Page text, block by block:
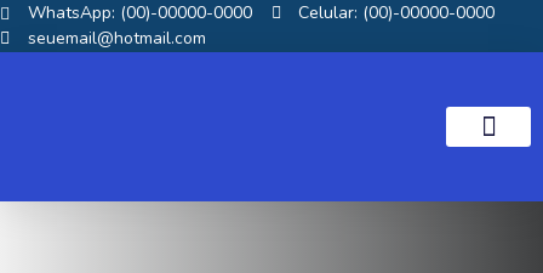
WhatsApp: (00)-00000-0000
Celular: (00)-00000-0000
seuemail@hotmail.com